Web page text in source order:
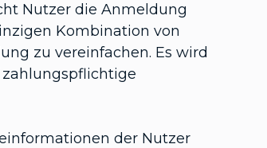
Nutzer die Anmeldung
Kombination von
zu vereinfachen. Es wird
der Nutzer